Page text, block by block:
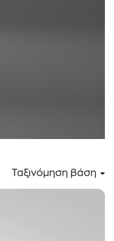
Ταξινόμηση βάση